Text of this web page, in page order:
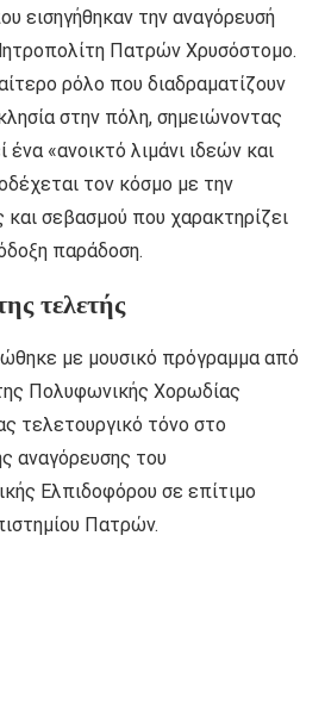
εισηγήθηκαν την αναγόρευσή
Πατρών Χρυσόστομο.
ρόλο που διαδραματίζουν
στην πόλη, σημειώνοντας
«ανοικτό λιμάνι ιδεών και
τον κόσμο με την
και σεβασμού που χαρακτηρίζει
παράδοση.
τελετής
με μουσικό πρόγραμμα από
Πολυφωνικής Χορωδίας
τελετουργικό τόνο στο
αναγόρευσης του
Ελπιδοφόρου σε επίτιμο
Πατρών.